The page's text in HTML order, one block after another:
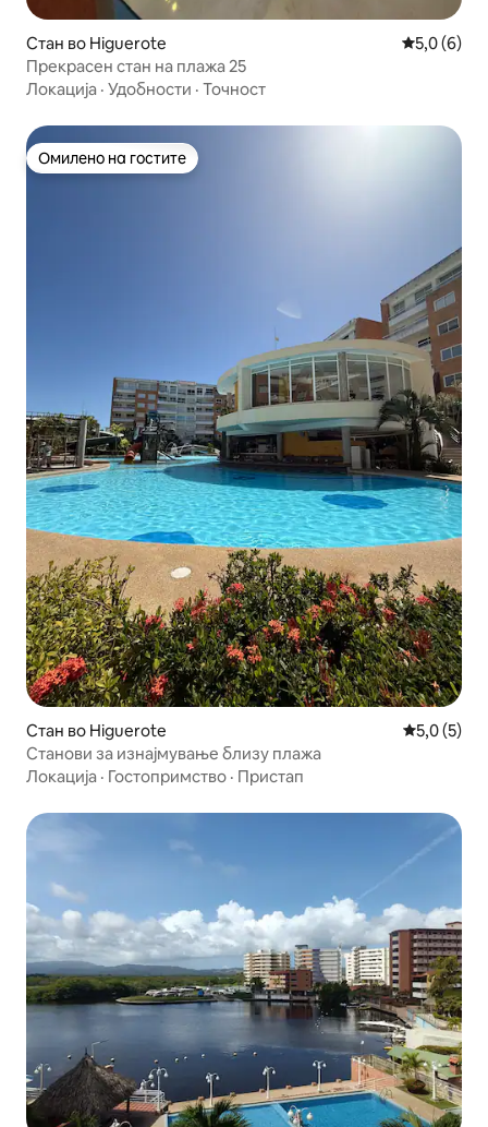
Стан во Higuerote Просечна
5,0 (6)
Прекрасен стан на плажа 25
Локација · Удобности · Точност
Омилено на гостите
Омилено на гостите
Стан во Higuerote Просечна
5,0 (5)
Станови за изнајмување близу плажа
Локација · Гостопримство · Пристап